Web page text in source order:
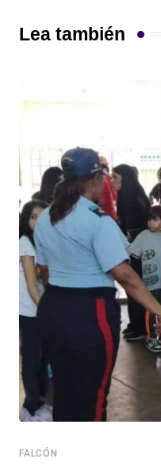
Lea también
FALCÓN